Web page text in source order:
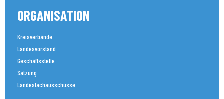
ORGANISATION
Kreisverbände
Landesvorstand
Geschäftsstelle
Satzung
Landesfachausschüsse